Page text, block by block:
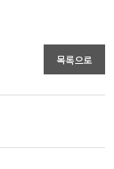
목록으로